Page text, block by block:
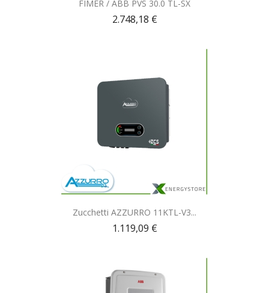
FIMER / ABB PVS 30.0 TL-SX
2.748,18 €
Anteprima
Zucchetti AZZURRO 11KTL-V3...
1.119,09 €